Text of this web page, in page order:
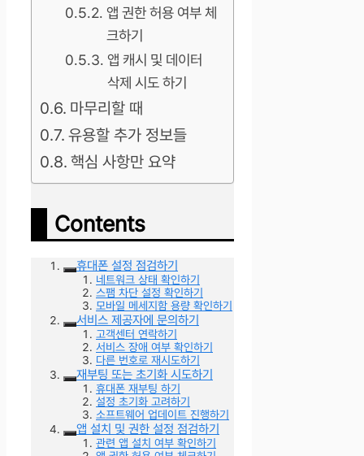
앱 권한 허용 여부 체
크하기
앱 캐시 및 데이터
삭제 시도 하기
마무리할 때
유용할 추가 정보들
핵심 사항만 요약
Contents
휴대폰 설정 점검하기
네트워크 상태 확인하기
스팸 차단 설정 확인하기
모바일 메세지함 용량 확인하기
서비스 제공자에 문의하기
고객센터 연락하기
서비스 장애 여부 확인하기
다른 번호로 재시도하기
재부팅 또는 초기화 시도하기
휴대폰 재부팅 하기
설정 초기화 고려하기
소프트웨어 업데이트 진행하기
앱 설치 및 권한 설정 점검하기
관련 앱 설치 여부 확인하기